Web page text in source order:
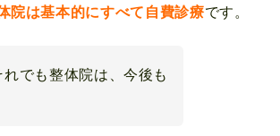
院は基本的にすべて自費診療です。
でも整体院は、今後も